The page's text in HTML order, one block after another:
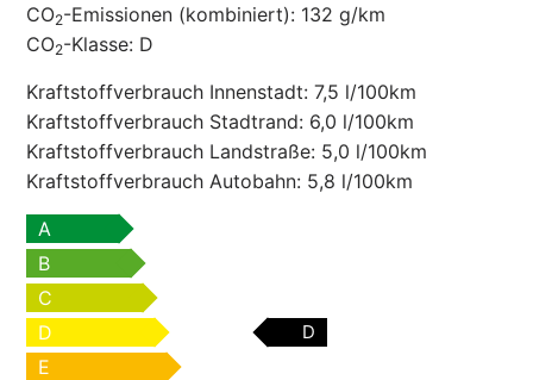
CO2-Emissionen (kombiniert): 132 g/km
CO2-Klasse: D
Kraftstoffverbrauch Innenstadt:7,5 l/100km
Kraftstoffverbrauch Stadtrand: 6,0 l/100km
Kraftstoffverbrauch Landstraße: 5,0 l/100km
Kraftstoffverbrauch Autobahn: 5,8 l/100km
A
B
C
D
D
E